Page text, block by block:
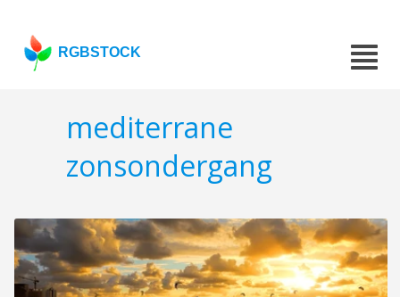
RGBSTOCK
mediterrane
zonsondergang